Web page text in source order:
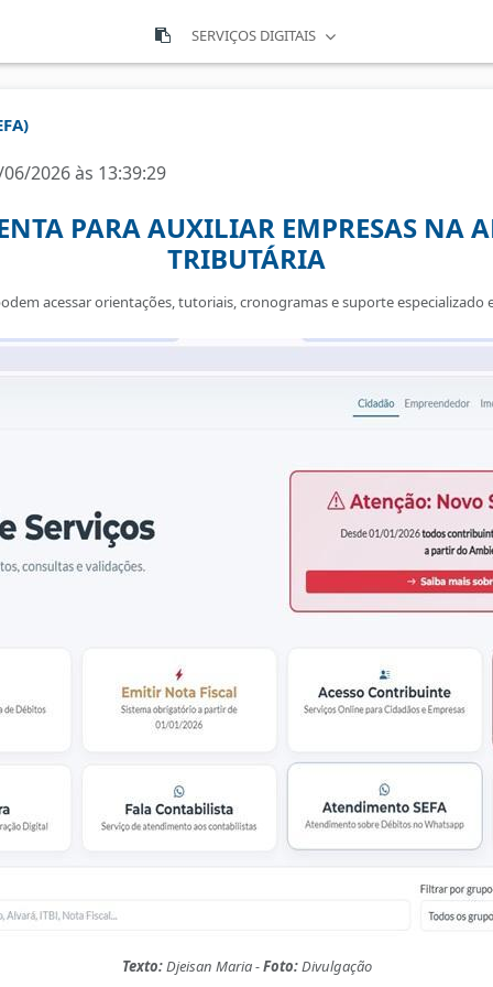
SERVIÇOS DIGITAIS
2026 às 13:39:29
PARA AUXILIAR EMPRESAS NA
TRIBUTÁRIA
acessar orientações, tutoriais, cronogramas e suporte
Texto:Djeisan Maria -Foto:Divulgação